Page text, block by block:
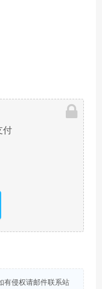
付
有侵权请邮件联系站